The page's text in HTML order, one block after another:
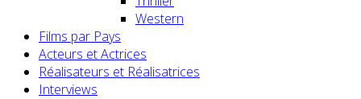
Western
Films par Pays
Acteurs et Actrices
Réalisateurs et Réalisatrices
Interviews